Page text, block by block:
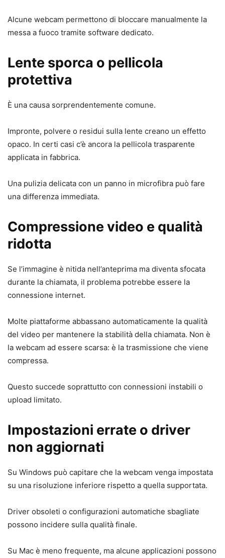
Alcune webcam permettono di bloccare manualmente la
messa a fuoco tramite software dedicato.
Lente sporca o pellicola
protettiva
È una causa sorprendentemente comune.
Impronte, polvere o residui sulla lente creano un effetto
opaco. In certi casi c’è ancora la pellicola trasparente
applicata in fabbrica.
Una pulizia delicata con un panno in microfibra può fare
una differenza immediata.
Compressione video e qualità
ridotta
Se l’immagine è nitida nell’anteprima ma diventa sfocata
durante la chiamata, il problema potrebbe essere la
connessione internet.
Molte piattaforme abbassano automaticamente la qualità
del video per mantenere la stabilità della chiamata. Non è
la webcam ad essere scarsa: è la trasmissione che viene
compressa.
Questo succede soprattutto con connessioni instabili o
upload limitato.
Impostazioni errate o driver
non aggiornati
Su Windows può capitare che la webcam venga impostata
su una risoluzione inferiore rispetto a quella supportata.
Driver obsoleti o configurazioni automatiche sbagliate
possono incidere sulla qualità finale.
Su Mac è meno frequente, ma alcune applicazioni possono